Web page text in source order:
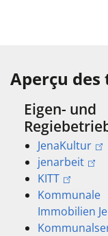
Aperçu des
Eigen- und
JenaKultur
jenarbeit
KITT
Kommunale
Immobilien